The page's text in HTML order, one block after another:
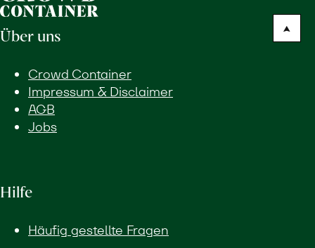
Über uns
Crowd Container
Impressum & Disclaimer
AGB
Jobs
Hilfe
Häufig gestellte Fragen